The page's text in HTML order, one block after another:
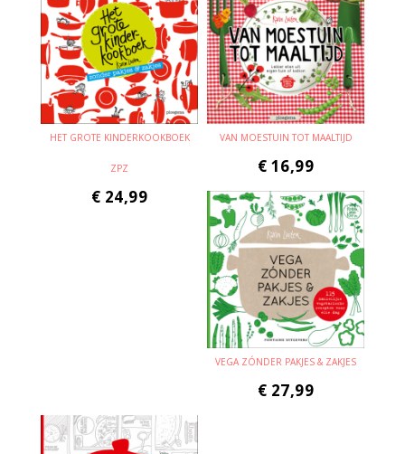
HET GROTE KINDERKOOKBOEK
ZPZ
€ 24,99
VAN MOESTUIN TOT MAALTIJD
€ 16,99
VEGA ZÓNDER PAKJES & ZAKJES
€ 27,99